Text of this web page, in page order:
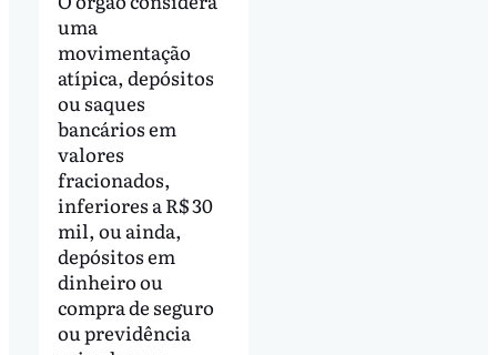
uma
movimentação
atípica, depósitos
ou saques
bancários em
valores
fracionados,
inferiores a R$ 30
mil, ou ainda,
depósitos em
dinheiro ou
compra de seguro
ou previdência